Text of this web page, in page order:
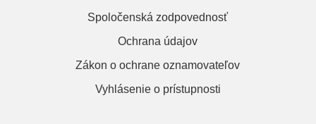
Spoločenská zodpovednosť
Ochrana údajov
Zákon o ochrane oznamovateľov
Vyhlásenie o prístupnosti